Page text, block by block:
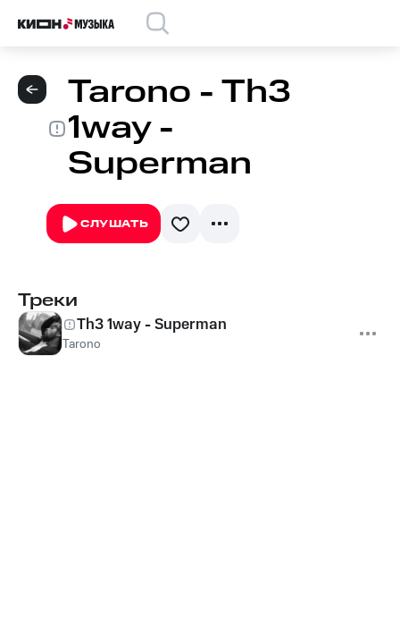
Tarono - Th3
1way -
Superman
СЛУШАТЬ
Треки
Th3 1way - Superman
Tarono